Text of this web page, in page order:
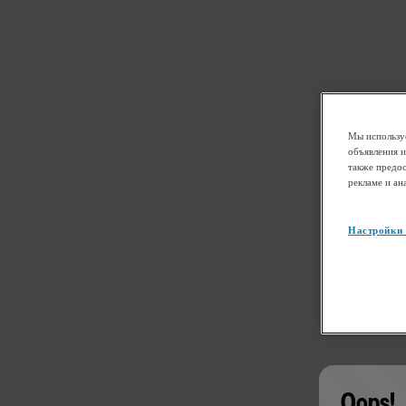
Мы
объявления
также
рекламе и